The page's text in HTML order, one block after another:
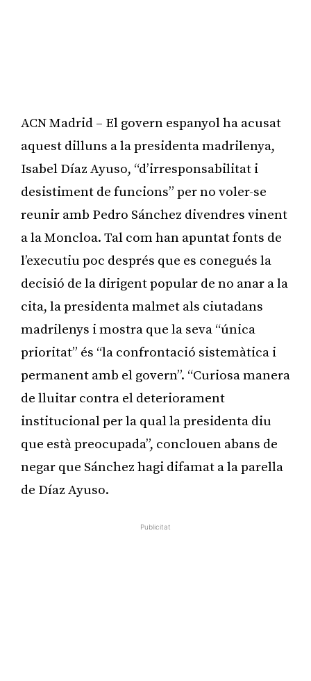
ACN Madrid – El govern espanyol ha acusat
aquest dilluns a la presidenta madrilenya,
Isabel Díaz Ayuso, “d’irresponsabilitat i
desistiment de funcions” per no voler-se
reunir amb Pedro Sánchez divendres vinent
a la Moncloa. Tal com han apuntat fonts de
l’executiu poc després que es conegués la
decisió de la dirigent popular de no anar a la
cita, la presidenta malmet als ciutadans
madrilenys i mostra que la seva “única
prioritat” és “la confrontació sistemàtica i
permanent amb el govern”. “Curiosa manera
de lluitar contra el deteriorament
institucional per la qual la presidenta diu
que està preocupada”, conclouen abans de
negar que Sánchez hagi difamat a la parella
de Díaz Ayuso.
Publicitat